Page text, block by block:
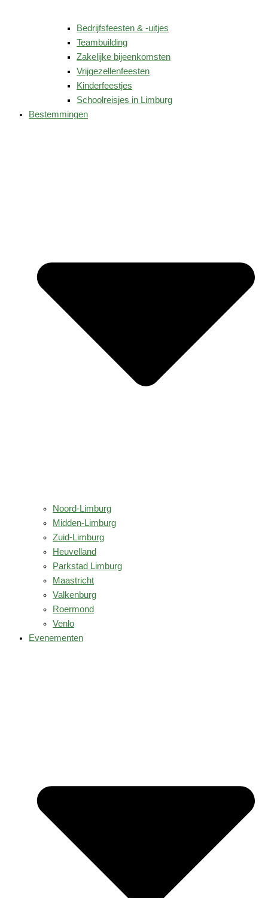
Bedrijfsfeesten & -uitjes
Teambuilding
Zakelijke bijeenkomsten
Vrijgezellenfeesten
Kinderfeestjes
Schoolreisjes in Limburg
Bestemmingen
Noord-Limburg
Midden-Limburg
Zuid-Limburg
Heuvelland
Parkstad Limburg
Maastricht
Valkenburg
Roermond
Venlo
Evenementen